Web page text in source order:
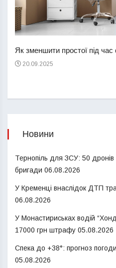
Як зменшити простої під час
20.09.2025
Новини
Тернопіль для ЗСУ: 50 дронів
бригади 06.08.2026
У Кременці внаслідок ДТП
06.08.2026
У Монастириськах водій
17000 грн штрафу 05.08.2026
Спека до +38°: прогноз
05.08.2026